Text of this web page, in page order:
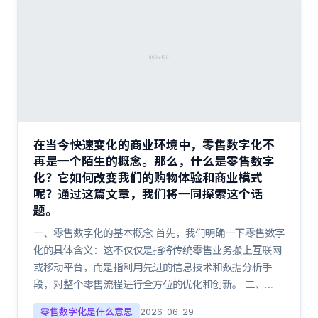
在当今快速变化的商业环境中，零售数字化不
再是一个陌生的概念。那么，什么是零售数字
化？它如何改变我们的购物体验和商业模式
呢？通过这篇文章，我们将一同探索这个话
题。
一、零售数字化的基本概念 首先，我们明确一下零售数字
化的具体含义：这不仅仅是指将传统零售业务搬上互联网
或移动平台，而是指利用先进的信息技术和数据分析手
段，对整个零售流程进行全方位的优化和创新。 二、…
零售数字化是什么意思 2026-06-29